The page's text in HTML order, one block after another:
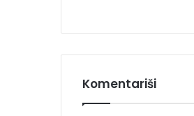
Komentariši